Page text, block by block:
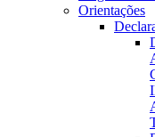
Orientações